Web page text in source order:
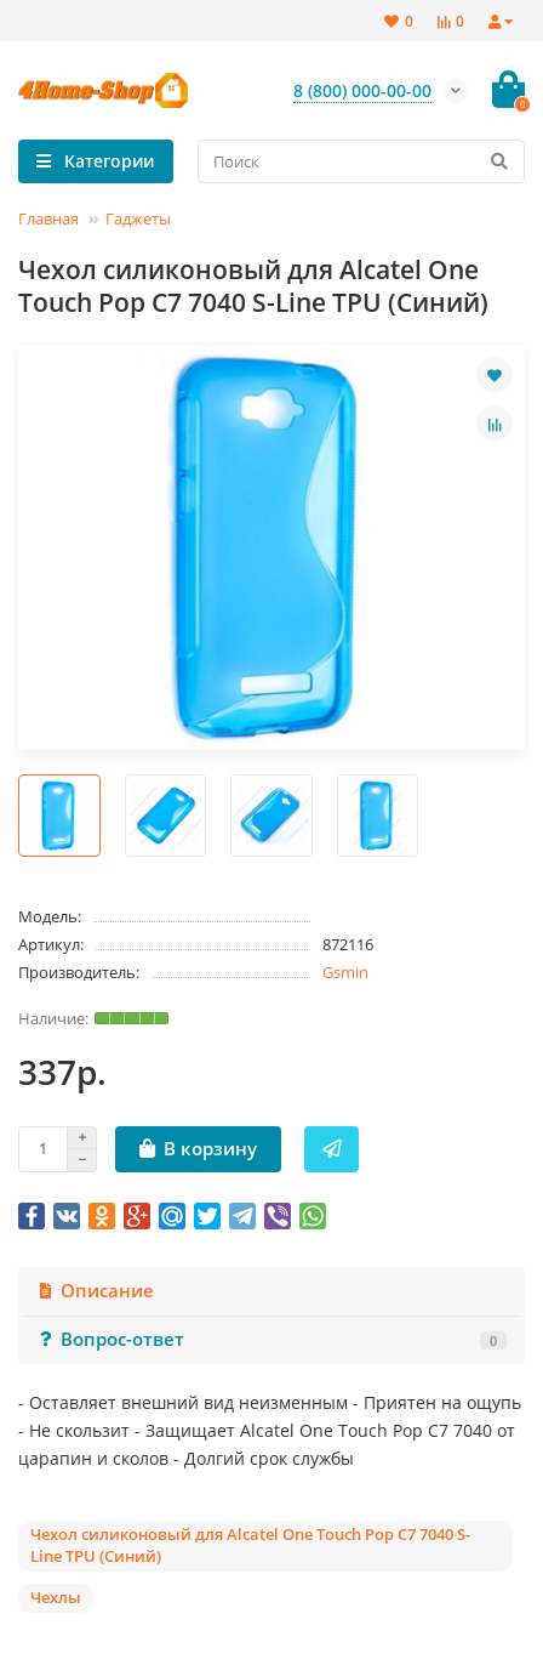
0
0
8 (800) 000-00-00
0
Категории
Главная Гаджеты
Чехол силиконовый для Alcatel One
Touch Pop C7 7040 S-Line TPU (Синий)
Модель:
Артикул:
872116
Производитель:
Gsmin
337р.
В корзину
Описание
Вопрос-ответ
0
- Оставляет внешний вид неизменным - Приятен на ощупь
- Не скользит - Защищает Alcatel One Touch Pop C7 7040 от
царапин и сколов - Долгий срок службы
Чехол силиконовый для Alcatel One Touch Pop C7 7040 S-
Line TPU (Синий)
Чехлы